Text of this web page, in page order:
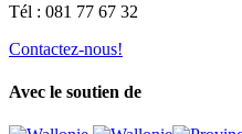
Tél : 081 77 67 32
Contactez-nous!
Avec le soutien de